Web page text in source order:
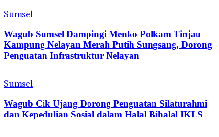
Sumsel
Wagub Sumsel Dampingi Menko Polkam Tinjau
Kampung Nelayan Merah Putih Sungsang, Dorong
Penguatan Infrastruktur Nelayan
Sumsel
Wagub Cik Ujang Dorong Penguatan Silaturahmi
dan Kepedulian Sosial dalam Halal Bihalal IKLS